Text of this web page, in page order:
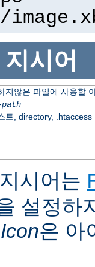
지시어
지않은 파일에 사용할
트, directory, .htaccess
지시어는
설정하
Icon은 아